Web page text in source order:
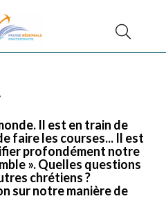
Il est en train de
faire les courses... Il est
profondément notre
». Quelles questions
chrétiens ?
sur notre manière de